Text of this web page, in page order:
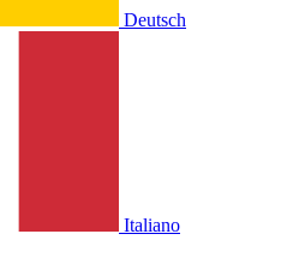
Deutsch
Italiano